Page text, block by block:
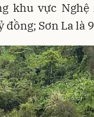
khu vực
đồng; Sơn La là